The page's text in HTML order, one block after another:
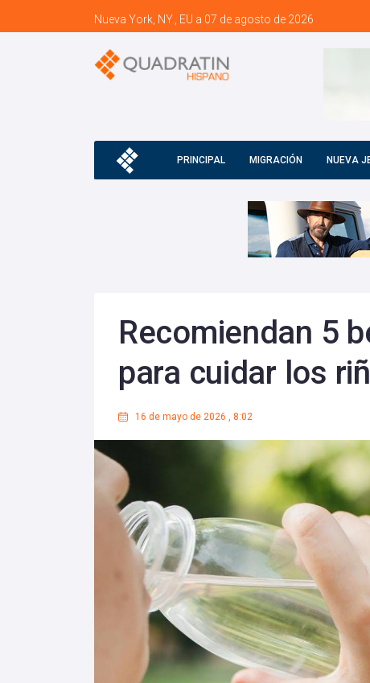
Nueva York, NY., EU a 07 de agosto de 2026
PRINCIPAL MIGRACIÓN NUEVA
Recomiendan 5
para cuidar los
16 de mayo de 2026 , 8:02